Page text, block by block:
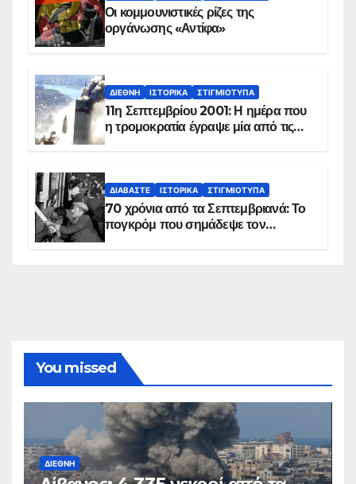
Οι κομμουνιστικές ρίζες της
οργάνωσης «Αντίφα»
ΔΙΕΘΝΉ ΙΣΤΟΡΙΚΆ ΣΤΙΓΜΙΌΤΥΠΑ
11η Σεπτεμβρίου 2001: Η ημέρα που
η τρομοκρατία έγραψε μία από τις
ΔΙΑΒΆΣΤΕ ΙΣΤΟΡΙΚΆ ΣΤΙΓΜΙΌΤΥΠΑ
70 χρόνια από τα Σεπτεμβριανά: Το
πογκρόμ που σημάδεψε τον
You missed
ΔΙΕΘΝΉ